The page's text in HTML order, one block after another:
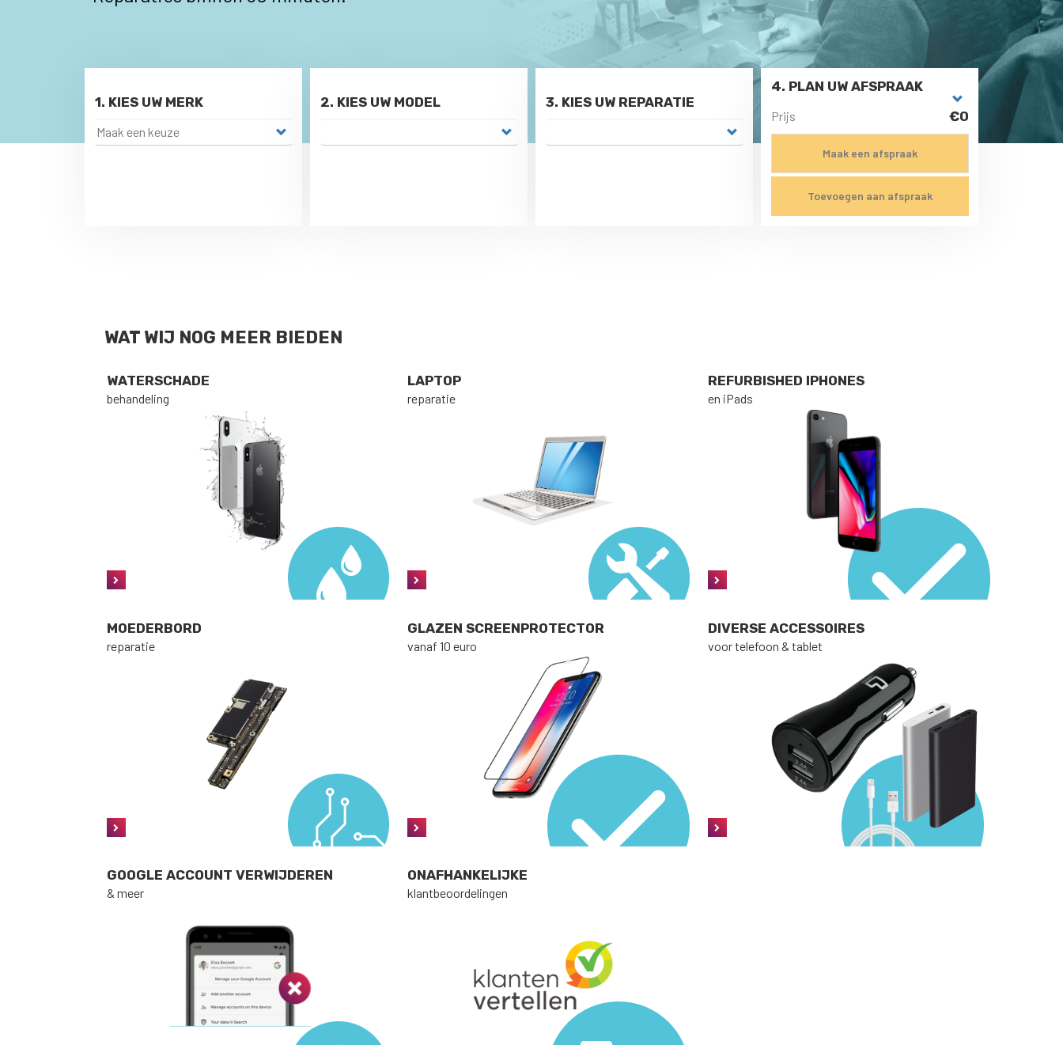
1. KIES UW MERK 2. KIES UW MODEL 3. KIES UW REPARATIE
4. PLAN UW AFSPRAAK
Prijs €0
Maak een afspraak
Toevoegen aan afspraak
WAT WIJ NOG MEER BIEDEN
WATERSCHADE
behandeling
LAPTOP
reparatie
REFURBISHED IPHONES
en iPads
MOEDERBORD
reparatie
GLAZEN SCREENPROTECTOR
vanaf 10 euro
DIVERSE ACCESSOIRES
voor telefoon & tablet
GOOGLE ACCOUNT VERWIJDEREN
& meer
ONAFHANKELIJKE
klantbeoordelingen